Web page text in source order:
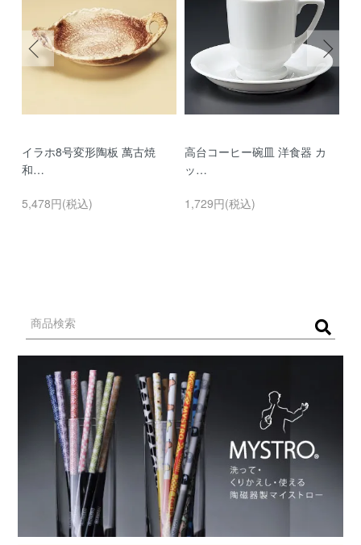
イラホ8号変形陶板 萬古焼
和…
5,478円(税込)
高台コーヒー碗皿 洋食器 カ
ッ…
1,729円(税込)